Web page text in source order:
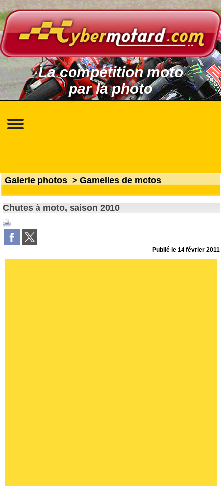
La compétition moto
par la photo
Galerie photos > Gamelles de motos
Chutes à moto, saison 2010
Publié le14 février 2011